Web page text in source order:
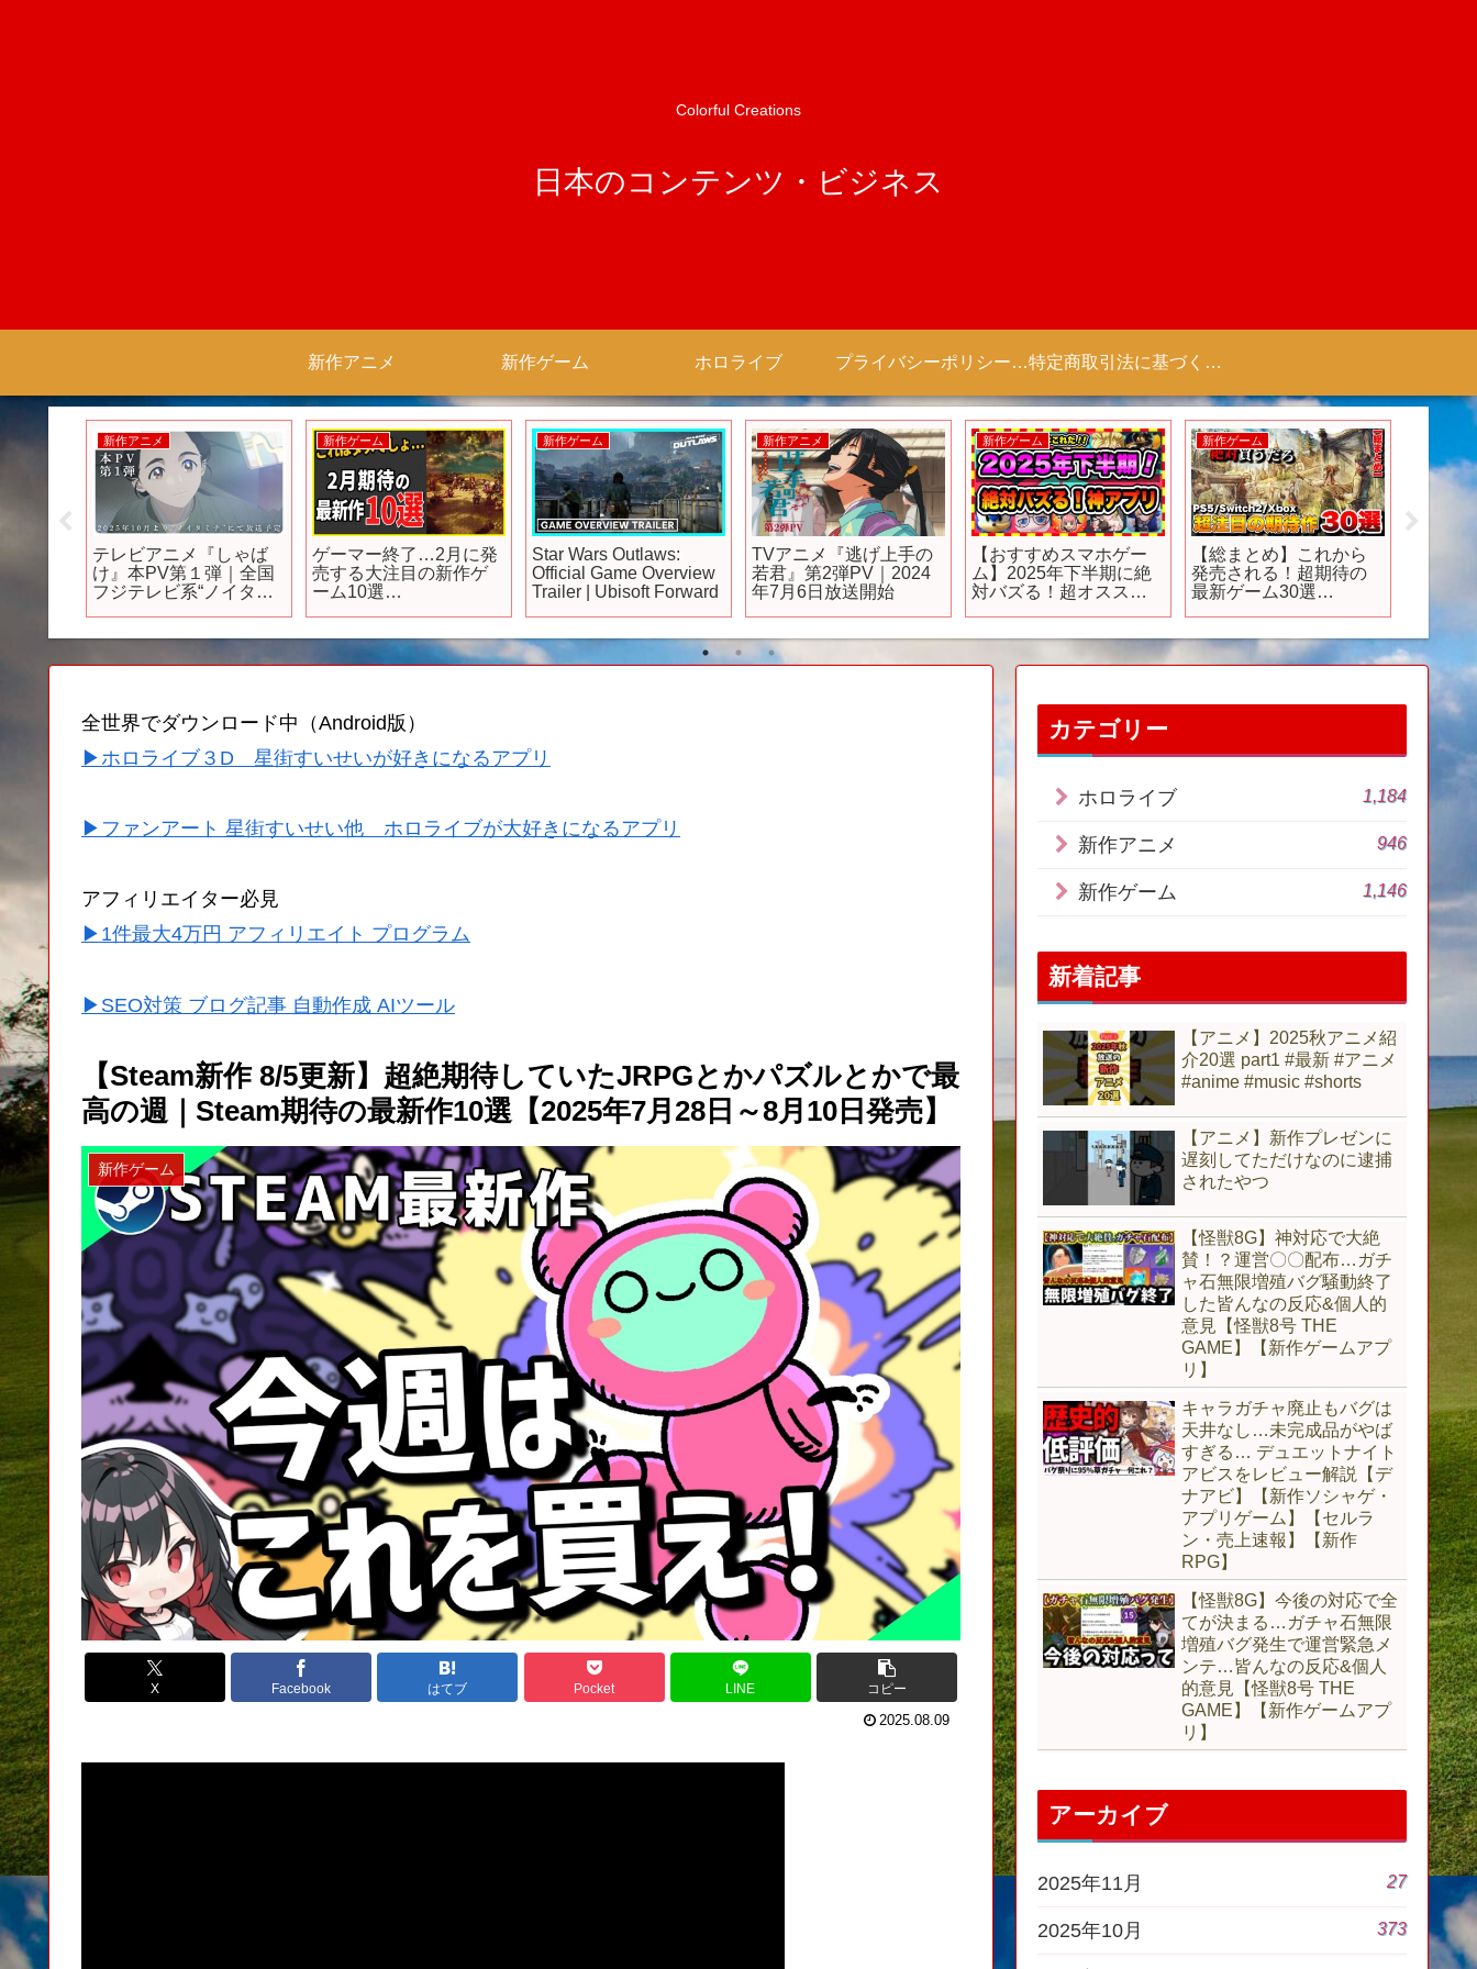
Colorful Creations
日本のコンテンツ・ビジネス
新作アニメ 新作ゲーム ホロライブ プライバシーポリシー 【Colorful Creation】 特定商取引法に基づく表記（商取引に関する開示）
新作ゲーム
【2024年4月ランキン
グ】みんなが注目する
期待の新作アプリ
新作アニメ
もはや殿堂入りといえ
るラブコメ3選！ #アニ
メ #アニメ紹介 #アニメ
#オタク #フィギュア #
アニソン #short #shorts
新作アニメ
【ロシデレ】キャラク
ターPV アーリャver.｜
2024年7月3日(水)放送
新作アニメ
TVアニメ「魔王学院の
不適合者Ⅱ」2ndクール
第2弾PV｜2024年4月12
新作アニメ
『北斗の拳 -FIST OF
THE NORTH STAR-』
ティザーPV!!（タテ
新作アニメ
『薬屋のひとりごと』
ミニアニメ「猫猫のひ
とりごと」第18話【毎
送！】
ラック
た！！
ム坂戸
全世界でダウンロード中（Android版）
▶ホロライブ３D 星街すいせいが好きになるアプリ
▶ファンアート 星街すいせい他 ホロライブが大好きになるアプリ
アフィリエイター必見
▶1件最大4万円 アフィリエイト プログラム
▶SEO対策 ブログ記事 自動作成 AIツール
【Steam新作 8/5更新】超絶期待していたJRPGとかパズルとかで最
高の週｜Steam期待の最新作10選【2025年7月28日～8月10日発売】
新作ゲーム
X Facebook はてブ Pocket LINE コピー
2025.08.09
カテゴリー
ホロライブ 1,184
新作アニメ 946
新作ゲーム 1,146
新着記事
【アニメ】2025秋アニメ紹
介20選 part1 #最新 #アニメ
#anime #music #shorts
【アニメ】新作プレゼンに
遅刻してただけなのに逮捕
されたやつ
【怪獣8G】神対応で大絶
賛！？運営〇〇配布…ガチ
ャ石無限増殖バグ騒動終了
した皆んなの反応&個人的
意見【怪獣8号 THE
GAME】【新作ゲームアプ
リ】
キャラガチャ廃止もバグは
天井なし…未完成品がやば
すぎる… デュエットナイト
アビスをレビュー解説【デ
ナアビ】【新作ソシャゲ・
アプリゲーム】【セルラ
ン・売上速報】【新作
RPG】
【怪獣8G】今後の対応で全
てが決まる…ガチャ石無限
増殖バグ発生で運営緊急メ
ンテ…皆んなの反応&個人
的意見【怪獣8号 THE
GAME】【新作ゲームアプ
リ】
アーカイブ
2025年11月 27
2025年10月 373